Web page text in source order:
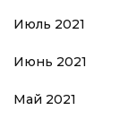
Июль 2021
Июнь 2021
Май 2021